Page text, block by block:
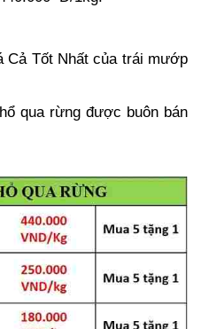
Cả Tốt Nhất của trái mướp
qua rừng được buôn bán